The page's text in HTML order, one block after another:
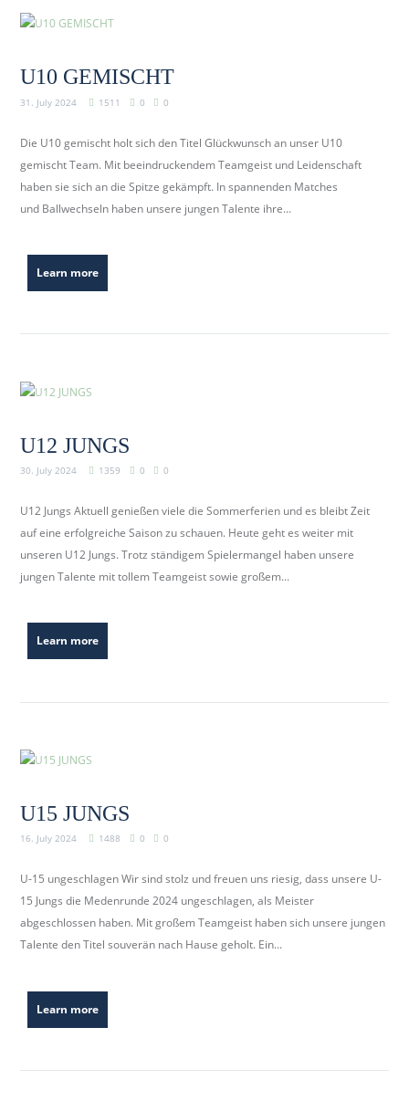
U10 GEMISCHT
31. July 2024 1511 0 0
Die U10 gemischt holt sich den Titel Glückwunsch an unser U10
gemischt Team. Mit beeindruckendem Teamgeist und Leidenschaft
haben sie sich an die Spitze gekämpft. In spannenden Matches
und Ballwechseln haben unsere jungen Talente ihre...
Learn more
U12 JUNGS
30. July 2024 1359 0 0
U12 Jungs Aktuell genießen viele die Sommerferien und es bleibt Zeit
auf eine erfolgreiche Saison zu schauen. Heute geht es weiter mit
unseren U12 Jungs. Trotz ständigem Spielermangel haben unsere
jungen Talente mit tollem Teamgeist sowie großem...
Learn more
U15 JUNGS
16. July 2024 1488 0 0
U-15 ungeschlagen Wir sind stolz und freuen uns riesig, dass unsere U-
15 Jungs die Medenrunde 2024 ungeschlagen, als Meister
abgeschlossen haben. Mit großem Teamgeist haben sich unsere jungen
Talente den Titel souverän nach Hause geholt. Ein...
Learn more